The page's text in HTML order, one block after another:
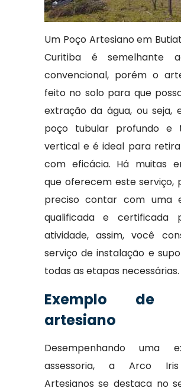
Um Poço Artesiano em
Curitiba é semelhante
convencional, porém o
feito no solo para que
extração da água, ou seja,
poço tubular profundo e
vertical e é ideal para
com eficácia. Há muitas
que oferecem este serviço,
preciso contar com uma
qualificada e certificada
atividade, assim, você
serviço de instalação e
todas as etapas necessárias.
Exemplo de
artesiano
Desempenhando uma
assessoria, a Arco
Artesianos se destaca no